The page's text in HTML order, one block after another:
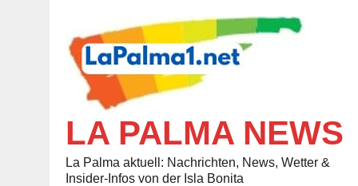
LA PALMA NEWS
La Palma aktuell: Nachrichten, News, Wetter &
Insider-Infos von der Isla Bonita